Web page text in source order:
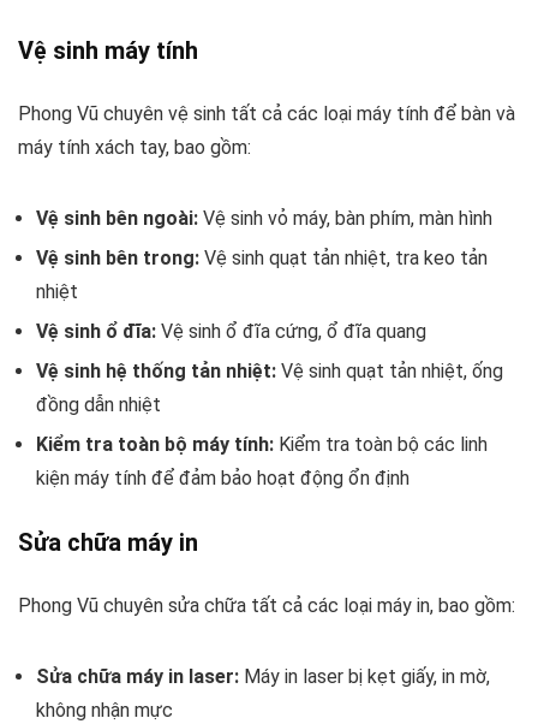
Vệ sinh máy tính
Phong Vũ chuyên vệ sinh tất cả các loại máy tính để bàn và
máy tính xách tay, bao gồm:
Vệ sinh bên ngoài: Vệ sinh vỏ máy, bàn phím, màn hình
Vệ sinh bên trong: Vệ sinh quạt tản nhiệt, tra keo tản
nhiệt
Vệ sinh ổ đĩa: Vệ sinh ổ đĩa cứng, ổ đĩa quang
Vệ sinh hệ thống tản nhiệt: Vệ sinh quạt tản nhiệt, ống
đồng dẫn nhiệt
Kiểm tra toàn bộ máy tính: Kiểm tra toàn bộ các linh
kiện máy tính để đảm bảo hoạt động ổn định
Sửa chữa máy in
Phong Vũ chuyên sửa chữa tất cả các loại máy in, bao gồm:
Sửa chữa máy in laser: Máy in laser bị kẹt giấy, in mờ,
không nhận mực